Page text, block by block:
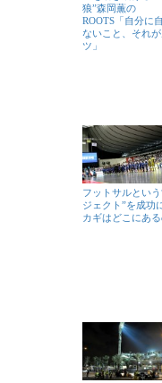
狼”森岡薫の
ROOTS「自分に
ないこと、それ
ツ」
フットサルという
ジェクト”を成功
カギはどこにあ